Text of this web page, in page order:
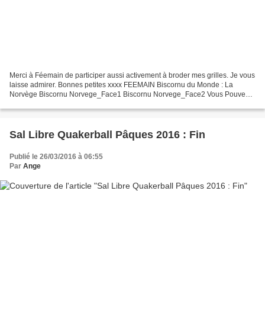
Merci à Féemain de participer aussi activement à broder mes grilles. Je vous
laisse admirer. Bonnes petites xxxx FEEMAIN Biscornu du Monde : La
Norvège Biscornu Norvege_Face1 Biscornu Norvege_Face2 Vous Pouvez
Sal Libre Quakerball Pâques 2016 : Fin
Publié le 26/03/2016 à 06:55
Par Ange